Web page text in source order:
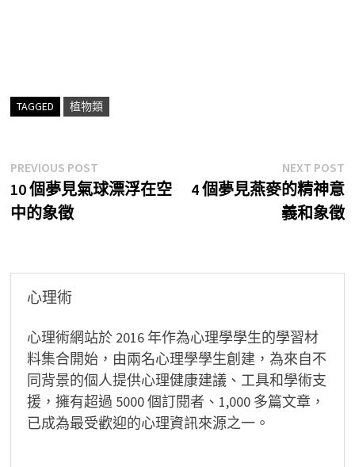
TAGGED 植物類
文
章
導
PREVIOUS POSTPrevious
post:
10 個夢見氣球漂浮在空
中的象徵
NEXT POST
4 個夢見燕麥的精神意
義和象徵
心理術
心理術網站於 2016 年作為心理學學生的學習材
料集合開始，由兩名心理學學生創建，為來自不
同背景的個人提供心理健康建議、工具和學術支
援，擁有超過 5000 個訂閱者、1,000 多篇文章，
已成為最受歡迎的心理資訊來源之一。